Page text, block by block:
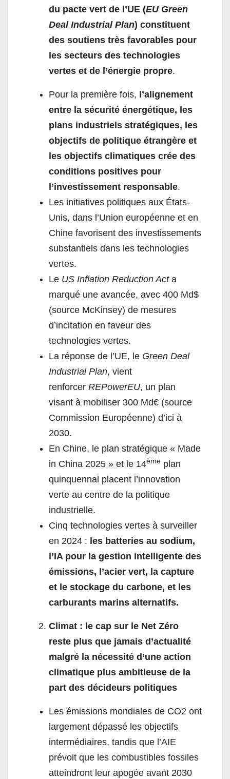
du pacte vert de l’UE (EU Green
Deal Industrial Plan) constituent
des soutiens très favorables pour
les secteurs des technologies
vertes et de l’énergie propre.
Pour la première fois, l’alignement
entre la sécurité énergétique, les
plans industriels stratégiques, les
objectifs de politique étrangère et
les objectifs climatiques crée des
conditions positives pour
l’investissement responsable.
Les initiatives politiques aux États-
Unis, dans l’Union européenne et en
Chine favorisent des investissements
substantiels dans les technologies
vertes.
Le US Inflation Reduction Acta
marqué une avancée, avec 400 Md$
(source McKinsey) de mesures
d’incitation en faveur des
technologies vertes.
La réponse de l’UE, le Green Deal
Industrial Plan, vient
renforcer REPowerEU, un plan
visant à mobiliser 300 Md€ (source
Commission Européenne) d’ici à
2030.
En Chine, le plan stratégique « Made
in China 2025 » et le 14ème plan
quinquennal placent l’innovation
verte au centre de la politique
industrielle.
Cinq technologies vertes à surveiller
en 2024 : les batteries au sodium,
l’IA pour la gestion intelligente des
émissions, l’acier vert, la capture
et le stockage du carbone, et les
carburants marins alternatifs.
Climat : le cap sur le Net Zéro
reste plus que jamais d’actualité
malgré la nécessité d’une action
climatique plus ambitieuse de la
part des décideurs politiques
Les émissions mondiales de CO2 ont
largement dépassé les objectifs
intermédiaires, tandis que l’AIE
prévoit que les combustibles fossiles
atteindront leur apogée avant 2030